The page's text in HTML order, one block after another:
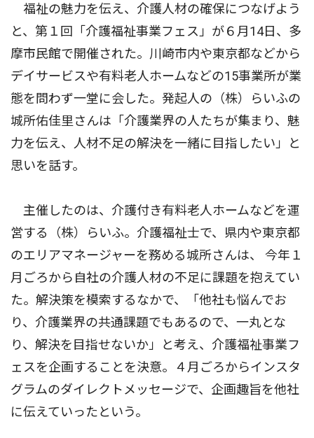
福祉の魅力を伝え、介護人材の確保につなげよう
と、第１回「介護福祉事業フェス」が６月14日、多
摩市民館で開催された。川崎市内や東京都などから
デイサービスや有料老人ホームなどの15事業所が業
態を問わず一堂に会した。発起人の（株）らいふの
城所佑佳里さんは「介護業界の人たちが集まり、魅
力を伝え、人材不足の解決を一緒に目指したい」と
思いを話す。
主催したのは、介護付き有料老人ホームなどを運
営する（株）らいふ。介護福祉士で、県内や東京都
のエリアマネージャーを務める城所さんは、 今年１
月ごろから自社の介護人材の不足に課題を抱えてい
た。解決策を模索するなかで、「他社も悩んでお
り、介護業界の共通課題でもあるので、一丸とな
り、解決を目指せないか」と考え、介護福祉事業フ
ェスを企画することを決意。４月ごろからインスタ
グラムのダイレクトメッセージで、企画趣旨を他社
に伝えていったという。